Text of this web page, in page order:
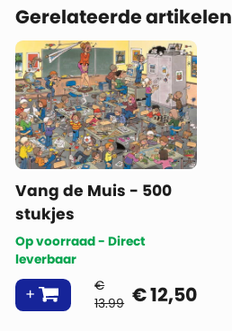
Gerelateerde artikelen
Vang de Muis - 500
stukjes
Op voorraad - Direct
leverbaar
€
13.99 €12,50